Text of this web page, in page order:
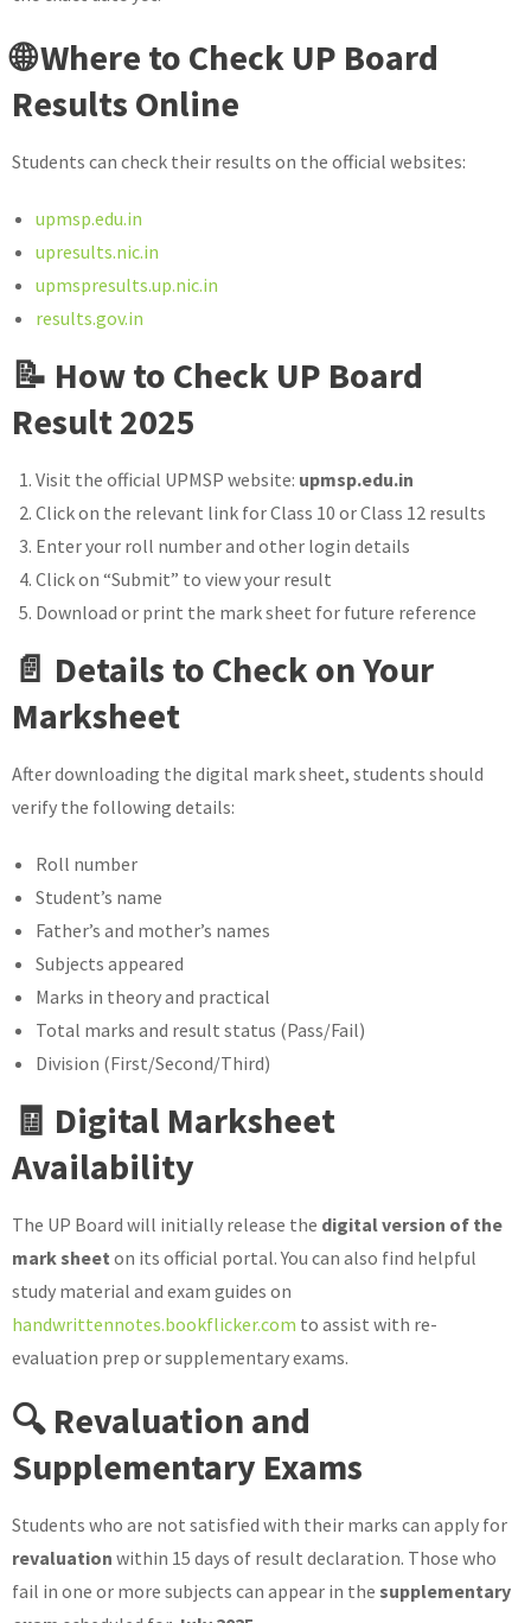
🌐 Where to Check UP Board
Results Online
Students can check their results on the official websites:
upmsp.edu.in
upresults.nic.in
upmspresults.up.nic.in
results.gov.in
📝 How to Check UP Board
Result 2025
Visit the official UPMSP website: upmsp.edu.in
Click on the relevant link for Class 10 or Class 12 results
Enter your roll number and other login details
Click on “Submit” to view your result
Download or print the mark sheet for future reference
📄 Details to Check on Your
Marksheet
After downloading the digital mark sheet, students should
verify the following details:
Roll number
Student’s name
Father’s and mother’s names
Subjects appeared
Marks in theory and practical
Total marks and result status (Pass/Fail)
Division (First/Second/Third)
🧾 Digital Marksheet
Availability
The UP Board will initially release the digital version of the
mark sheet on its official portal. You can also find helpful
study material and exam guides on
handwrittennotes.bookflicker.com to assist with re-
evaluation prep or supplementary exams.
🔍 Revaluation and
Supplementary Exams
Students who are not satisfied with their marks can apply for
revaluation within 15 days of result declaration. Those who
fail in one or more subjects can appear in the supplementary